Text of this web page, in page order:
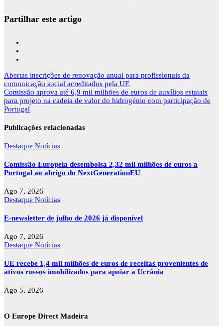
Partilhar este artigo
Navegação
de
artigos
Abertas inscrições de renovação anual para profissionais da
comunicação social acreditados pela UE
Comissão aprova até 6,9 mil milhões de euros de auxílios estatais
para projeto na cadeia de valor do hidrogénio com participação de
Portugal
Publicações relacionadas
Destaque Notícias
Comissão Europeia desembolsa 2,32 mil milhões de euros a
Portugal ao abrigo do NextGenerationEU
Ago 7, 2026
Destaque Notícias
E-newsletter de julho de 2026 já disponível
Ago 7, 2026
Destaque Notícias
UE recebe 1,4 mil milhões de euros de receitas provenientes de
ativos russos imobilizados para apoiar a Ucrânia
Ago 5, 2026
O Europe Direct Madeira